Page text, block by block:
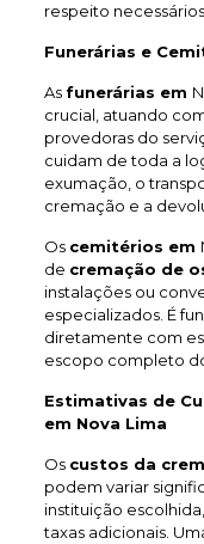
respeito
Funerárias e
As funerárias em
crucial, atuando
provedoras do
cuidam de toda a
exumação, o
cremação e a
Os cemitérios em
de cremação de
instalações ou
especializados. É
diretamente com
escopo completo
Estimativas de
em Nova Lima
Os custos da
podem variar
instituição
taxas adicionais.